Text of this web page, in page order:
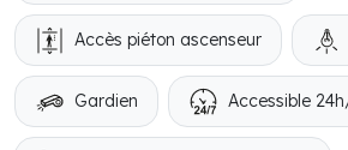
Accès piéton ascenseur
Gardien Accessible